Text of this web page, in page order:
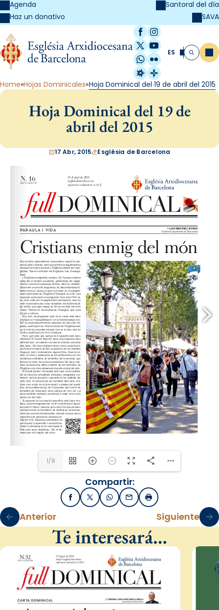
Agenda
Haz un donativo
Santoral del día
SAVA
Facebook
Instagram
X / Twitter
YouTube
WhatsApp
Flickr
Radio Estel
Catalunya
ES Buscar
Home Hojas Dominicales Hoja Dominical del 19 de abril del 2015
Hoja Dominical del 19 de
abril del 2015
17 Abr, 2015 Església de Barcelona
1/8
Compartir:
FacebookX / TwitterWhatsApp
EmailImprimir
Anterior Siguiente
Te interesará…